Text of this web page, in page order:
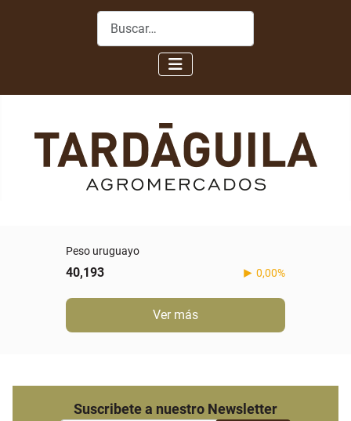
Buscar
Peso uruguayo
40,193 0,00%
Ver más
Suscribete a nuestro Newsletter